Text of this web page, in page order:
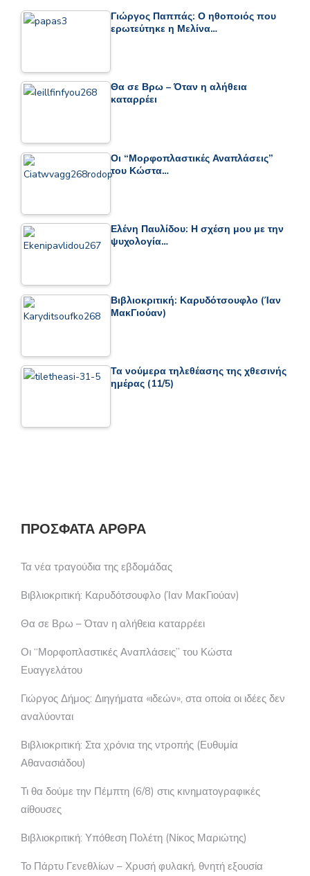
Γιώργος Παππάς: Ο ηθοποιός που
ερωτεύτηκε η Μελίνα…
Θα σε Βρω – Όταν η αλήθεια
καταρρέει
Οι “Μορφοπλαστικές Αναπλάσεις”
του Κώστα…
Ελένη Παυλίδου: Η σχέση μου με την
ψυχολογία…
Βιβλιοκριτική: Καρυδότσουφλο (Ίαν
ΜακΓιούαν)
Τα νούμερα τηλεθέασης της χθεσινής
ημέρας (11/5)
ΠΡΌΣΦΑΤΑ ΆΡΘΡΑ
Τα νέα τραγούδια της εβδομάδας
Βιβλιοκριτική: Καρυδότσουφλο (Ίαν ΜακΓιούαν)
Θα σε Βρω – Όταν η αλήθεια καταρρέει
Οι “Μορφοπλαστικές Αναπλάσεις” του Κώστα
Ευαγγελάτου
Γιώργος Δήμος: Διηγήματα «ιδεών», στα οποία οι ιδέες δεν
αναλύονται
Βιβλιοκριτική: Στα χρόνια της ντροπής (Ευθυμία
Αθανασιάδου)
Τι θα δούμε την Πέμπτη (6/8) στις κινηματογραφικές
αίθουσες
Βιβλιοκριτική: Υπόθεση Πολέτη (Νίκος Μαριώτης)
Το Πάρτυ Γενεθλίων – Χρυσή φυλακή, θνητή εξουσία